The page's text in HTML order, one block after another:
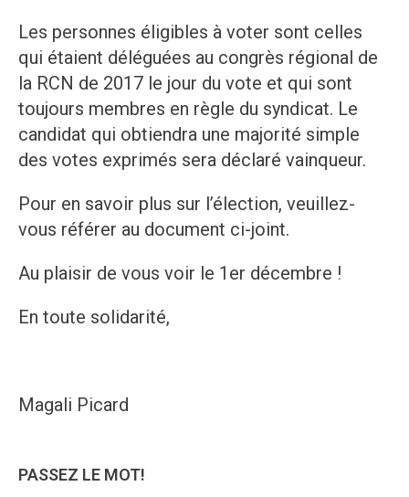
Les personnes éligibles à voter sont celles
qui étaient déléguées au congrès régional de
la RCN de 2017 le jour du vote et qui sont
toujours membres en règle du syndicat. Le
candidat qui obtiendra une majorité simple
des votes exprimés sera déclaré vainqueur.
Pour en savoir plus sur l’élection, veuillez-
vous référer au document ci-joint.
Au plaisir de vous voir le 1er décembre !
En toute solidarité,
Magali Picard
PASSEZ LE MOT!